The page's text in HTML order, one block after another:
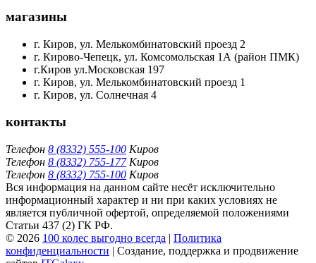
магазины
г. Киров, ул. Мелькомбинатовский проезд 2
г. Кирово-Чепецк, ул. Комсомольская 1А (район ПМК)
г.Киров ул.Московская 197
г. Киров, ул. Мелькомбинатовский проезд 1
г. Киров, ул. Солнечная 4
контакты
Телефон 8 (8332) 555-100 Киров
Телефон 8 (8332) 755-177 Киров
Телефон 8 (8332) 755-100 Киров
Вся информация на данном сайте несёт исключительно
информационный характер и ни при каких условиях не
является публичной офертой, определяемой положениями
Статьи 437 (2) ГК РФ.
© 2026 100 колес выгодно всегда | Политика
конфиденциальности | Создание, поддержка и продвижение